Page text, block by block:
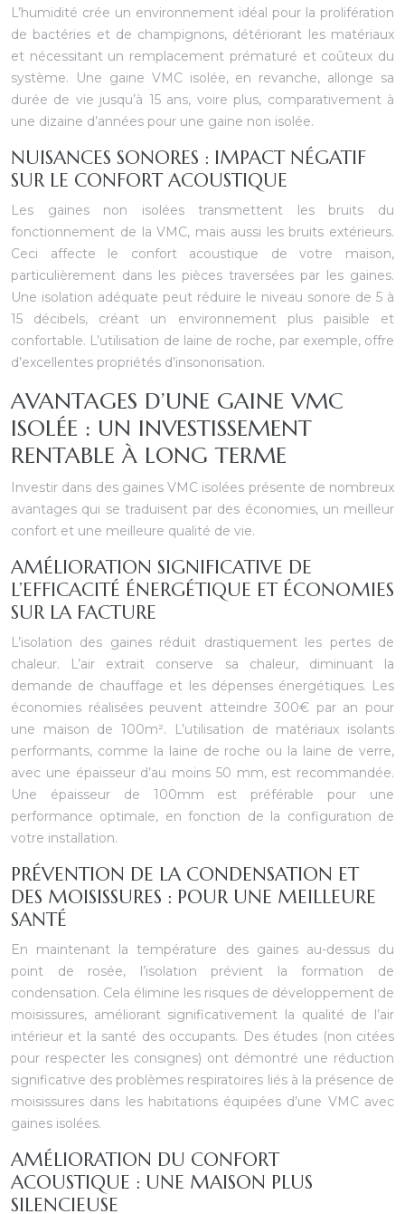
L’humidité crée un environnement idéal pour la prolifération
de bactéries et de champignons, détériorant les matériaux
et nécessitant un remplacement prématuré et coûteux du
système. Une gaine VMC isolée, en revanche, allonge sa
durée de vie jusqu’à 15 ans, voire plus, comparativement à
une dizaine d’années pour une gaine non isolée.
NUISANCES SONORES : IMPACT NÉGATIF
SUR LE CONFORT ACOUSTIQUE
Les gaines non isolées transmettent les bruits du
fonctionnement de la VMC, mais aussi les bruits extérieurs.
Ceci affecte le confort acoustique de votre maison,
particulièrement dans les pièces traversées par les gaines.
Une isolation adéquate peut réduire le niveau sonore de 5 à
15 décibels, créant un environnement plus paisible et
confortable. L’utilisation de laine de roche, par exemple, offre
d’excellentes propriétés d’insonorisation.
AVANTAGES D’UNE GAINE VMC
ISOLÉE : UN INVESTISSEMENT
RENTABLE À LONG TERME
Investir dans des gaines VMC isolées présente de nombreux
avantages qui se traduisent par des économies, un meilleur
confort et une meilleure qualité de vie.
AMÉLIORATION SIGNIFICATIVE DE
L’EFFICACITÉ ÉNERGÉTIQUE ET ÉCONOMIES
SUR LA FACTURE
L’isolation des gaines réduit drastiquement les pertes de
chaleur. L’air extrait conserve sa chaleur, diminuant la
demande de chauffage et les dépenses énergétiques. Les
économies réalisées peuvent atteindre 300€ par an pour
une maison de 100m². L’utilisation de matériaux isolants
performants, comme la laine de roche ou la laine de verre,
avec une épaisseur d’au moins 50 mm, est recommandée.
Une épaisseur de 100mm est préférable pour une
performance optimale, en fonction de la configuration de
votre installation.
PRÉVENTION DE LA CONDENSATION ET
DES MOISISSURES : POUR UNE MEILLEURE
SANTÉ
En maintenant la température des gaines au-dessus du
point de rosée, l’isolation prévient la formation de
condensation. Cela élimine les risques de développement de
moisissures, améliorant significativement la qualité de l’air
intérieur et la santé des occupants. Des études (non citées
pour respecter les consignes) ont démontré une réduction
significative des problèmes respiratoires liés à la présence de
moisissures dans les habitations équipées d’une VMC avec
gaines isolées.
AMÉLIORATION DU CONFORT
ACOUSTIQUE : UNE MAISON PLUS
SILENCIEUSE